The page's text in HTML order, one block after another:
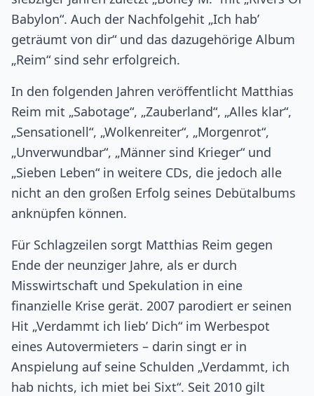
Babylon“. Auch der Nachfolgehit „Ich hab’
geträumt von dir“ und das dazugehörige Album
„Reim“ sind sehr erfolgreich.
In den folgenden Jahren veröffentlicht Matthias
Reim mit „Sabotage“, „Zauberland“, „Alles klar“,
„Sensationell“, „Wolkenreiter“, „Morgenrot“,
„Unverwundbar“, „Männer sind Krieger“ und
„Sieben Leben“ in weitere CDs, die jedoch alle
nicht an den großen Erfolg seines Debütalbums
anknüpfen können.
Für Schlagzeilen sorgt Matthias Reim gegen
Ende der neunziger Jahre, als er durch
Misswirtschaft und Spekulation in eine
finanzielle Krise gerät. 2007 parodiert er seinen
Hit „Verdammt ich lieb’ Dich“ im Werbespot
eines Autovermieters – darin singt er in
Anspielung auf seine Schulden „Verdammt, ich
hab nichts, ich miet bei Sixt“. Seit 2010 gilt